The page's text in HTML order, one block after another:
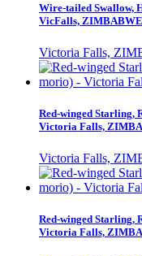
Wire-tailed Swallow,
VicFalls, ZIMBABWE
Victoria Falls,
Red-winged Starling,
Victoria Falls,
Victoria Falls,
Red-winged Starling,
Victoria Falls,